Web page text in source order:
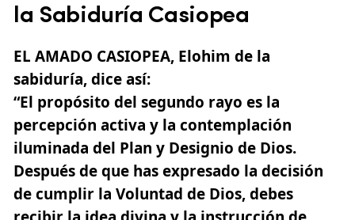
la Sabiduría Casiopea
EL AMADO CASIOPEA, Elohim de la
sabiduría, dice así:
“El propósito del segundo rayo es la
percepción activa y la contemplación
iluminada del Plan y Designio de Dios.
Después de que has expresado la decisión
de cumplir la Voluntad de Dios, debes